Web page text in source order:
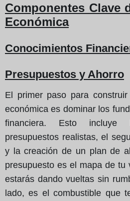
Componentes Clave
Económica
Conocimientos
Presupuestos y Ahorro
El primer paso para
económica es dominar los
financiera. Esto incluye
presupuestos realistas, el
y la creación de un plan de
presupuesto es el mapa de tu
estarás dando vueltas sin
lado, es el combustible que